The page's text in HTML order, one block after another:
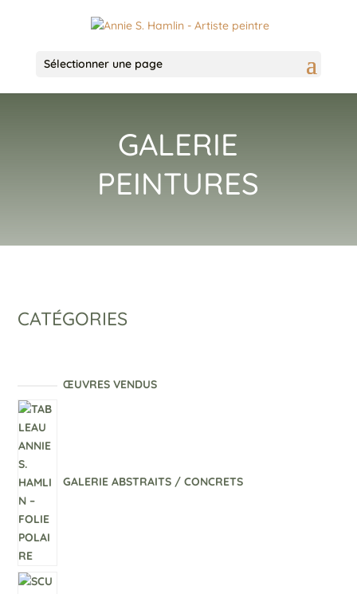
Sélectionner une page
GALERIE
PEINTURES
CATÉGORIES
ŒUVRES VENDUS
GALERIE ABSTRAITS / CONCRETS